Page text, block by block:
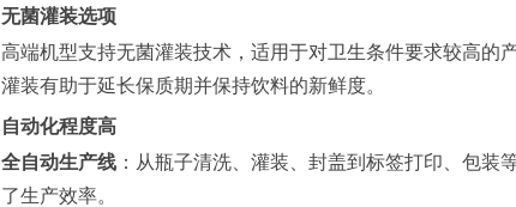
无菌灌装选项
高端机型支持无菌灌装技术，适用于对卫生条件要求较高的
灌装有助于延长保质期并保持饮料的新鲜度。
自动化程度高
全自动生产线 ：从瓶子清洗、灌装、封盖到标签打印、包
了生产效率。